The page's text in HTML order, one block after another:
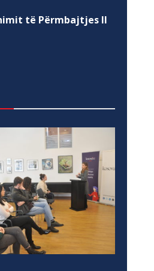
të Përmbajtjes II